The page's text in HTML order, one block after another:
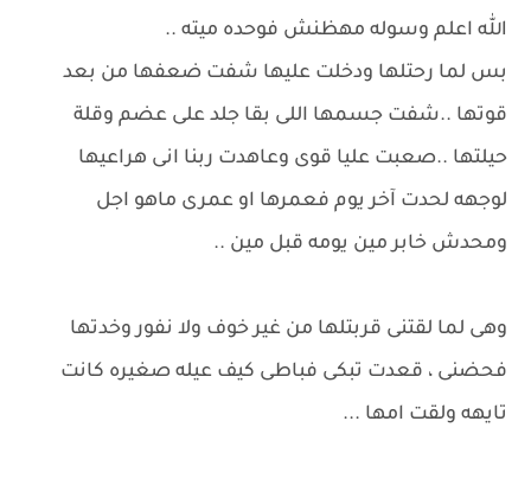
الله اعلم وسوله مهظنش فوحده ميته ..
بس لما رحتلها ودخلت عليها شفت ضعفها من بعد
قوتها ..شفت جسمها اللى بقا جلد على عضم وقلة
حيلتها ..صعبت عليا قوى وعاهدت ربنا انى هراعيها
لوجهه لحدت آخر يوم فعمرها او عمرى ماهو اجل
ومحدش خابر مين يومه قبل مين ..
وهى لما لقتنى قربتلها من غير خوف ولا نفور وخدتها
فحضنى ، قعدت تبكى فباطى كيف عيله صغيره كانت
تايهه ولقت امها ...